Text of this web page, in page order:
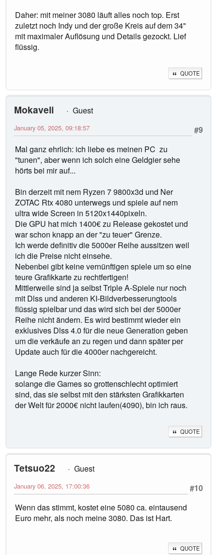
Daher: mit meiner 3080 läuft alles noch top. Erst
zuletzt noch Indy und der große Kreis auf dem 34"
mit maximaler Auflösung und Details gezockt. Lief
flüssig.
QUOTE
Mokaveli
Guest
#9
January 05, 2025, 09:18:57
Mal ganz ehrlich: ich liebe es meinen PC zu
"tunen", aber wenn ich solch eine Geldgier sehe
hörts bei mir auf...
Bin derzeit mit nem Ryzen 7 9800x3d und Ner
ZOTAC Rtx 4080 unterwegs und spiele auf nem
ultra wide Screen in 5120x1440pixeln.
Die GPU hat mich 1400€ zu Release gekostet und
war schon knapp an der "zu teuer" Grenze.
Ich werde definitiv die 5000er Reihe aussitzen weil
ich die Preise nicht einsehe.
Nebenbei gibt keine vernünftigen spiele um so eine
teure Grafikkarte zu rechtfertigen!
Mittlerweile sind ja selbst Triple A-Spiele nur noch
mit Dlss und anderen KI-Bildverbesserungtools
flüssig spielbar und das wird sich bei der 5000er
Reihe nicht ändern. Es wird bestimmt wieder ein
exklusives Dlss 4.0 für die neue Generation geben
um die verkäufe an zu regen und dann später per
Update auch für die 4000er nachgereicht.
Lange Rede kurzer Sinn:
solange die Games so grottenschlecht optimiert
sind, das sie selbst mit den stärksten Grafikkarten
der Welt für 2000€ nicht laufen(4090), bin ich raus.
QUOTE
Tetsuo22
Guest
#10
January 06, 2025, 17:00:36
Wenn das stimmt, kostet eine 5080 ca. eintausend
Euro mehr, als noch meine 3080. Das ist Hart.
QUOTE